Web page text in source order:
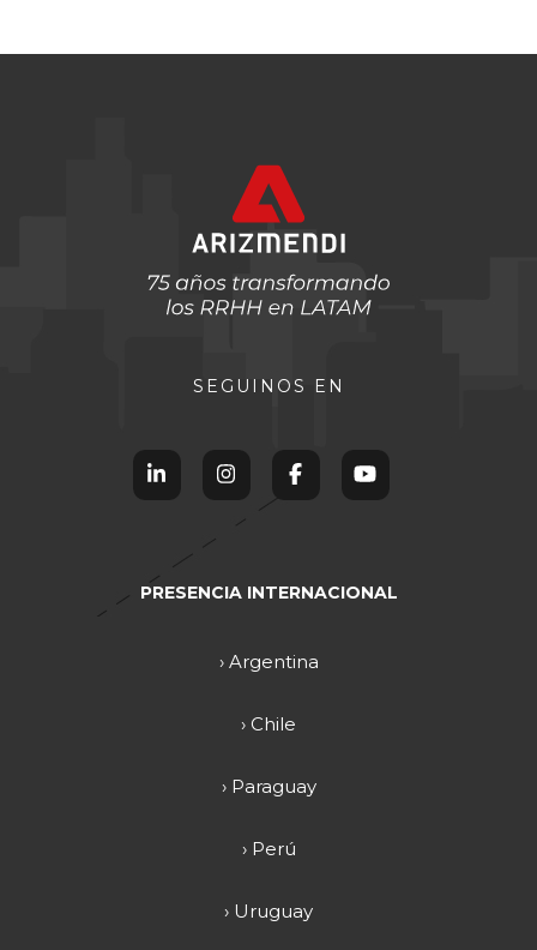
SEGUINOS EN
PRESENCIA INTERNACIONAL
› Argentina
› Chile
› Paraguay
› Perú
› Uruguay